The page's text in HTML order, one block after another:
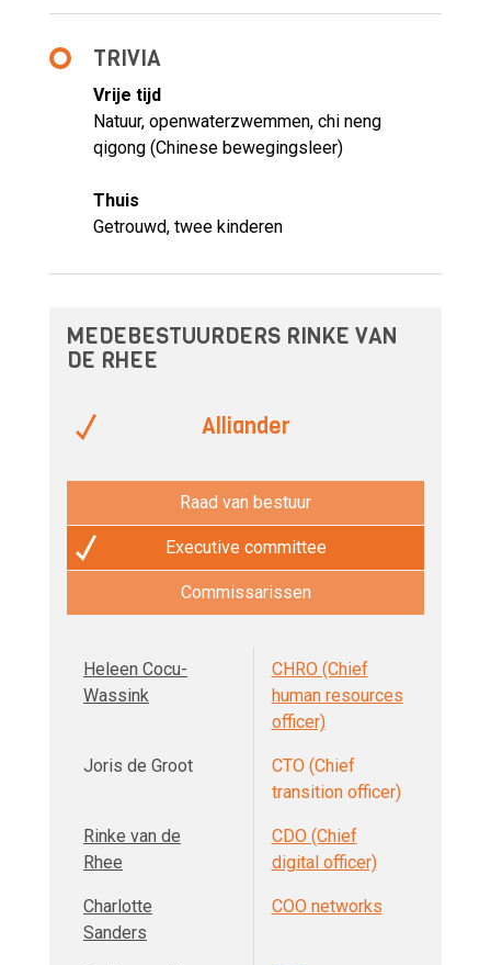
TRIVIA
Vrije tijd
Natuur, openwaterzwemmen, chi neng
qigong (Chinese bewegingsleer)
Thuis
Getrouwd, twee kinderen
MEDEBESTUURDERS RINKE VAN
DE RHEE
Alliander
Raad van bestuur
Executive committee
Commissarissen
Heleen Cocu-
Wassink
CHRO (Chief
human resources
officer)
Joris de Groot
CTO (Chief
transition officer)
Rinke van de
Rhee
CDO (Chief
digital officer)
Charlotte
Sanders
COO networks